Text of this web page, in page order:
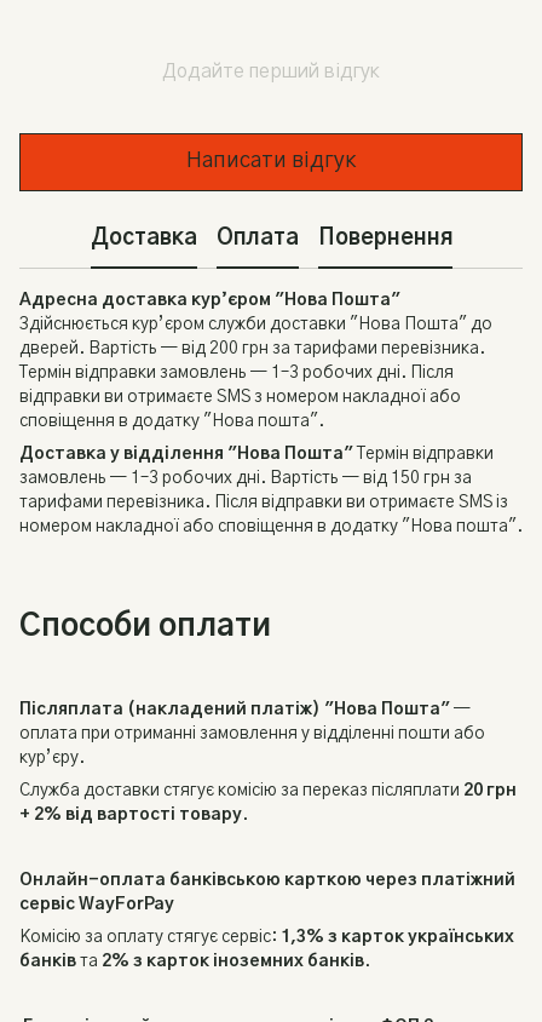
Додайте перший відгук
Написати відгук
Доставка Оплата Повернення
Адресна доставка кур’єром "Нова Пошта"
Здійснюється кур’єром служби доставки "Нова Пошта" до
дверей. Вартість — від 200 грн за тарифами перевізника.
Термін відправки замовлень — 1–3 робочих дні. Після
відправки ви отримаєте SMS з номером накладної або
сповіщення в додатку "Нова пошта".
Доставка у відділення "Нова Пошта" Термін відправки
замовлень — 1–3 робочих дні. Вартість — від 150 грн за
тарифами перевізника. Після відправки ви отримаєте SMS із
номером накладної або сповіщення в додатку "Нова пошта".
Способи оплати
Післяплата (накладений платіж) "Нова Пошта" —
оплата при отриманні замовлення у відділенні пошти або
кур’єру.
Служба доставки стягує комісію за переказ післяплати 20 грн
+ 2% від вартості товару.
Онлайн-оплата банківською карткою через платіжний
сервіс WayForPay
Комісію за оплату стягує сервіс: 1,3% з карток українських
банків та 2% з карток іноземних банків.